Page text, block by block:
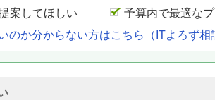
案してほしい
予算内で最適な
のか分からない方はこちら（ITよろず相